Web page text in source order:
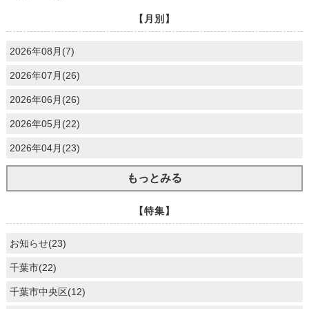
【月別】
2026年08月(7)
2026年07月(26)
2026年06月(26)
2026年05月(22)
2026年04月(23)
もっとみる
【特集】
お知らせ(23)
千葉市(22)
千葉市中央区(12)